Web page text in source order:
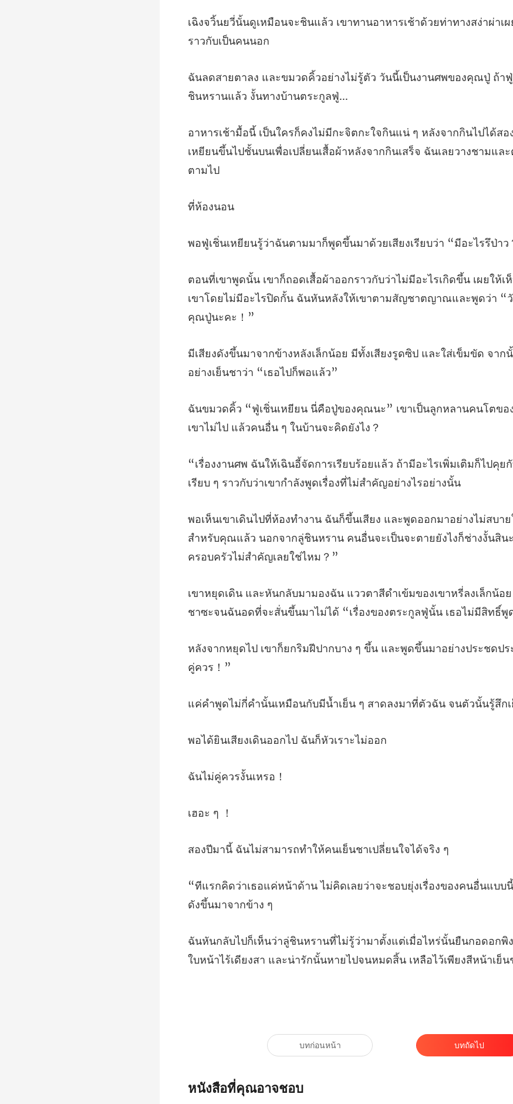
ว เขาทานอาหารเช้าด้วยท่าทางสง่าผ่
นนี้เป็นงานศพของคุณปู่ ถ้าฟู่
นไปได้สอ
เหยียนขึ้นไปชั้นบนเพื่อเปลี่ยน
ห้อ
นตามมาก็พูดขึ้นมาด้วยเสี
น เผยให้เ
เขาโดยไม่มีอะไรปิดกั้น ฉันหันห
งเสียงรูดซิป และใส่เข็มขัด จาก
ณนะ” เขาเป็นลูกหลานคนโตขอ
อะไรเพิ่มเติมก็ไปคุย
เรียบ ๆ รา
า
สำหรับคุณแล้ว นอกจากลู่ชินหราน คนอื่นจะเ
ลงเล็กน้อ
ชาซะจนฉันอดที่จะสั่นขึ้
บาง ๆ ขึ้น และพูดขึ้นมาอย่างป
บมีน้ำเย็น ๆ สาดลงมาที่ตัวฉั
เดินออกไป ฉัน
ู่ควรงั
อะ
ามารถทำให้คนเย็นชา
ลยว่าจะชอบยุ่งเรื่องของคนอื่นแบบนี
มื่อไหร่นั้นยืนกอดอกพิ
ใบหน้าไร้เดียงสา
บทก่อนหน้า บทถัดไป
หนังสือที่คุณอาจชอบ